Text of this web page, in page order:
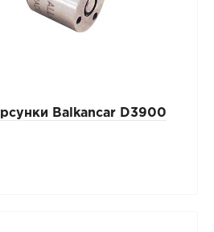
Balkancar D3900